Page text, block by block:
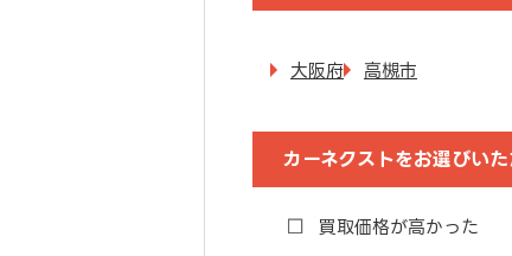
大阪府 高槻市
カーネクストをお選びい
買取価格が高かった